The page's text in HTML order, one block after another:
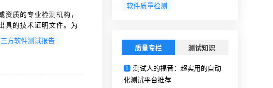
质的专业检测机构，
具的技术证明文件。为
家提供了客观的决定
方软件测试报告
软件质量检测
质量专栏 测试知识
1
测试人的福音：超实用的自动
化测试平台推荐